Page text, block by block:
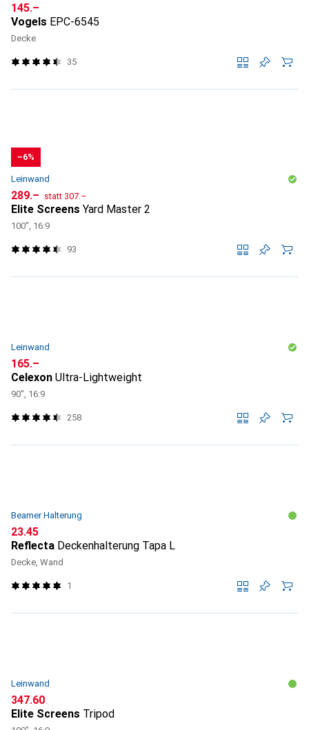
CHF
145.–
Vogels EPC-6545
Decke
35
−6%
Leinwand
CHF
289.– statt CHF
307.–
Elite Screens Yard Master 2
100", 16:9
93
Leinwand
CHF
165.–
Celexon Ultra-Lightweight
90", 16:9
258
Beamer Halterung
CHF
23.45
Reflecta Deckenhalterung Tapa L
Decke, Wand
1
Leinwand
CHF
347.60
Elite Screens Tripod